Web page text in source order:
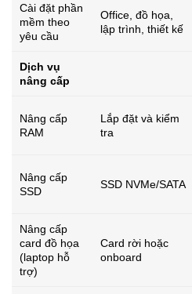
Cài đặt phần
mềm theo
yêu cầu
Office, đồ họa,
lập trình, thiết kế
Dịch vụ
nâng cấp
Nâng cấp
RAM
Lắp đặt và kiểm
tra
Nâng cấp
SSD
SSD NVMe/SATA
Nâng cấp
card đồ họa
(laptop hỗ
trợ)
Card rời hoặc
onboard